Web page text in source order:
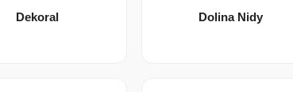
Dekoral Dolina Nidy